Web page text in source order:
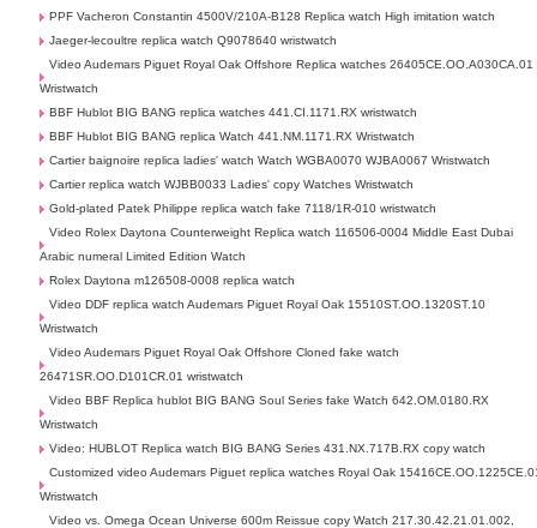
PPF Vacheron Constantin 4500V/210A-B128 Replica watch High imitation watch
Jaeger-lecoultre replica watch Q9078640 wristwatch
Video Audemars Piguet Royal Oak Offshore Replica watches 26405CE.OO.A030CA.01
Wristwatch
BBF Hublot BIG BANG replica watches 441.CI.1171.RX wristwatch
BBF Hublot BIG BANG replica Watch 441.NM.1171.RX Wristwatch
Cartier baignoire replica ladies' watch Watch WGBA0070 WJBA0067 Wristwatch
Cartier replica watch WJBB0033 Ladies' copy Watches Wristwatch
Gold-plated Patek Philippe replica watch fake 7118/1R-010 wristwatch
Video Rolex Daytona Counterweight Replica watch 116506-0004 Middle East Dubai
Arabic numeral Limited Edition Watch
Rolex Daytona m126508-0008 replica watch
Video DDF replica watch Audemars Piguet Royal Oak 15510ST.OO.1320ST.10
Wristwatch
Video Audemars Piguet Royal Oak Offshore Cloned fake watch
26471SR.OO.D101CR.01 wristwatch
Video BBF Replica hublot BIG BANG Soul Series fake Watch 642.OM.0180.RX
Wristwatch
Video: HUBLOT Replica watch BIG BANG Series 431.NX.717B.RX copy watch
Customized video Audemars Piguet replica watches Royal Oak
Wristwatch
Video vs. Omega Ocean Universe 600m Reissue copy Watch 217.30.42.21.01.002,